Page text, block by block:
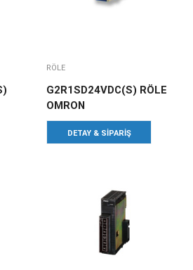
RÖLE
G2R1SD24VDC(S) RÖLE
OMRON
DETAY & SIPARIŞ